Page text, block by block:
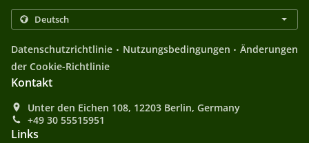
Datenschutzrichtlinie . Nutzungsbedingungen . Änderungen
der Cookie-Richtlinie
Kontakt
Unter den Eichen 108, 12203 Berlin, Germany
+49 30 55515951
Links